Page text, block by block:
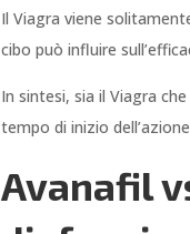
Il Viagra viene
cibo può influire
In sintesi, sia il Viagra
tempo di inizio
Avanafil